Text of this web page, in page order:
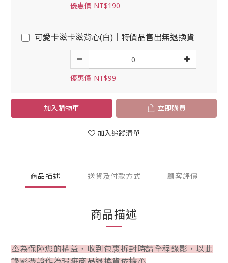
優惠價 NT$190
可愛卡滋卡滋背心(白)｜特價品售出無退換貨
優惠價 NT$99
加入購物車 立即購買
加入追蹤清單
商品描述 送貨及付款方式 顧客評價
商品描述
⚠為保障您的權益，收到包裹拆封時請全程錄影，以此